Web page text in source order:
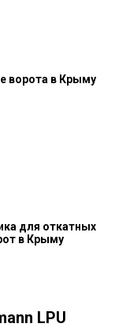
ворота в Крыму
для откатных
в Крыму
LPU